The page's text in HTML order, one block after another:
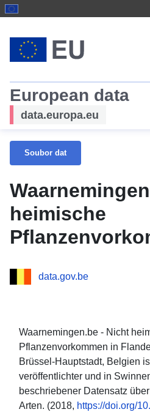
European data
data.europa.eu
Soubor dat
heimische
Flandern und
Brüssel-
data.gov.be
Waarnemingen.be - Nicht
Pflanzenvorkommen in
Brüssel-Hauptstadt, Belgien
veröffentlichter und in
beschriebener Datensatz
Arten. (2018, https://doi.org/